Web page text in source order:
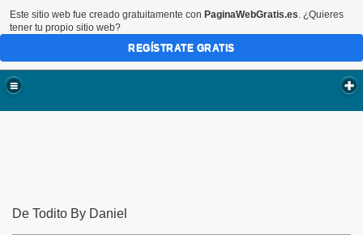
De Todito By Daniel
Este sitio web fue creado gratuitamente con PaginaWebGratis.es. ¿Quieres
tener tu propio sitio web?
REGÍSTRATE GRATIS